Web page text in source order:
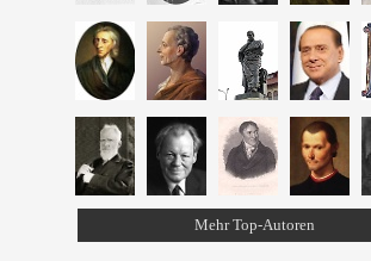
Mehr Top-Autoren